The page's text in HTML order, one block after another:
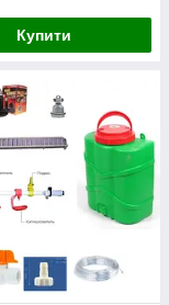
Купити